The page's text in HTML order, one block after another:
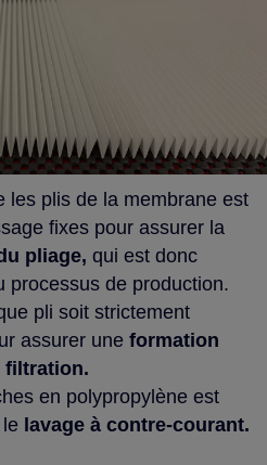
les plis de la membrane est
fixes pour assurer la
pliage, qui est donc
processus de production.
pli soit strictement
assurer une formation
filtration.
en polypropylène est
lavage à contre-courant.